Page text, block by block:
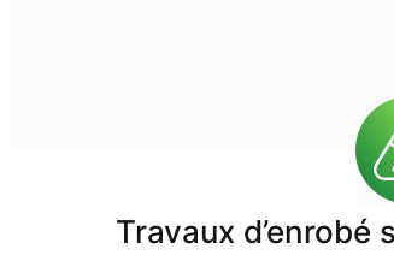
Travaux d’enrobé